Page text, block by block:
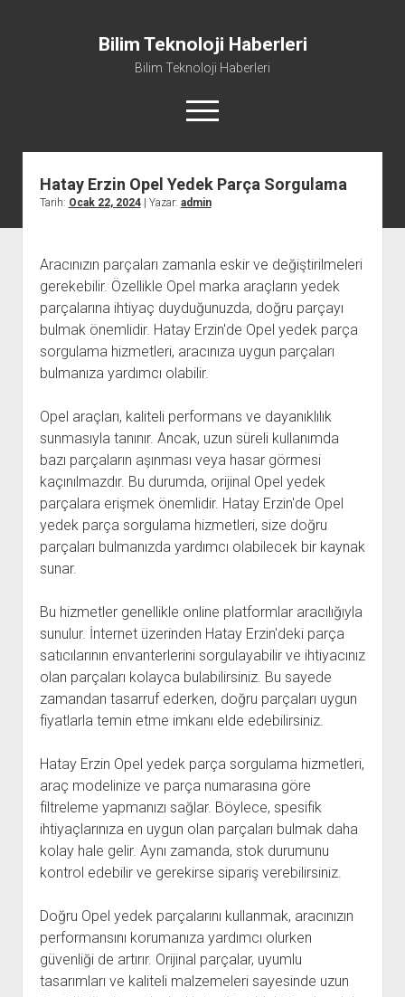
Bilim Teknoloji Haberleri
Bilim Teknoloji Haberleri
menüyü
aç
Liste
Twitter Izlenme Arttırma Parasız
Hatay Erzin Opel Yedek Parça Sorgulama
Tarih: Ocak 22, 2024| Yazar: admin
Aracınızın parçaları zamanla eskir ve değiştirilmeleri
gerekebilir. Özellikle Opel marka araçların yedek
parçalarına ihtiyaç duyduğunuzda, doğru parçayı
bulmak önemlidir. Hatay Erzin'de Opel yedek parça
sorgulama hizmetleri, aracınıza uygun parçaları
bulmanıza yardımcı olabilir.
Opel araçları, kaliteli performans ve dayanıklılık
sunmasıyla tanınır. Ancak, uzun süreli kullanımda
bazı parçaların aşınması veya hasar görmesi
kaçınılmazdır. Bu durumda, orijinal Opel yedek
parçalara erişmek önemlidir. Hatay Erzin'de Opel
yedek parça sorgulama hizmetleri, size doğru
parçaları bulmanızda yardımcı olabilecek bir kaynak
sunar.
Bu hizmetler genellikle online platformlar aracılığıyla
sunulur. İnternet üzerinden Hatay Erzin'deki parça
satıcılarının envanterlerini sorgulayabilir ve ihtiyacınız
olan parçaları kolayca bulabilirsiniz. Bu sayede
zamandan tasarruf ederken, doğru parçaları uygun
fiyatlarla temin etme imkanı elde edebilirsiniz.
Hatay Erzin Opel yedek parça sorgulama hizmetleri,
araç modelinize ve parça numarasına göre
filtreleme yapmanızı sağlar. Böylece, spesifik
ihtiyaçlarınıza en uygun olan parçaları bulmak daha
kolay hale gelir. Aynı zamanda, stok durumunu
kontrol edebilir ve gerekirse sipariş verebilirsiniz.
Doğru Opel yedek parçalarını kullanmak, aracınızın
performansını korumanıza yardımcı olurken
güvenliği de artırır. Orijinal parçalar, uyumlu
tasarımları ve kaliteli malzemeleri sayesinde uzun